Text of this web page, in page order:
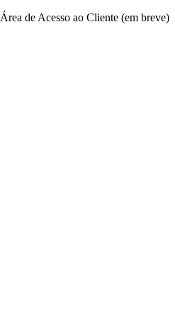
Área de Acesso ao Cliente (em breve)